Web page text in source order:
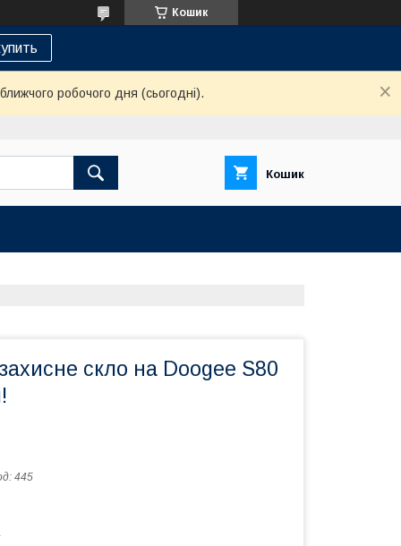
Кошик
робочого дня (сьогодні).
Кошик
скло на Doogee S80
445